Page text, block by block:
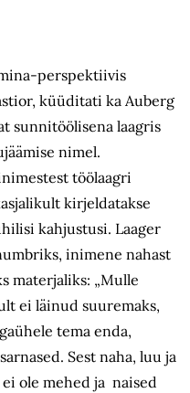
perspektiivis
küüditati ka Auberg
sunnitöölisena laagris
nimel.
töölaagri
kirjeldatakse
kahjustusi. Laager
inimene nahast
materjaliks: „Mulle
ei läinud suuremaks,
tema enda,
Sest naha, luu ja
ole mehed ja naised